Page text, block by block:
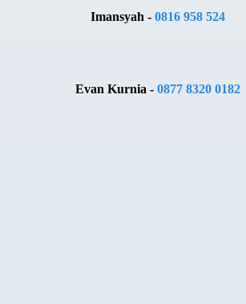
Imansyah -0816 958 524
Evan Kurnia -0877 8320 0182